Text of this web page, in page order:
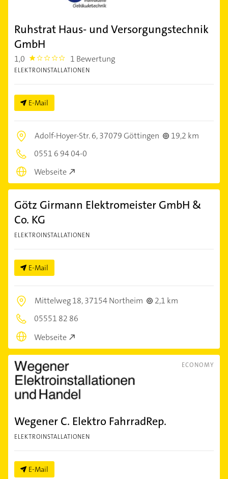
Ruhstrat Haus- und Versorgungstechnik
GmbH
1,0 1.0 1 Bewertung
ELEKTROINSTALLATIONEN
E-Mail
Adolf-Hoyer-Str. 6,37079 Göttingen
19,2 km
0551 6 94 04-0
Webseite
Götz Girmann Elektromeister GmbH &
Co. KG
ELEKTROINSTALLATIONEN
E-Mail
Mittelweg 18,37154 Northeim
2,1 km
05551 82 86
Webseite
ECONOMY
Wegener C. Elektro FahrradRep.
ELEKTROINSTALLATIONEN
E-Mail